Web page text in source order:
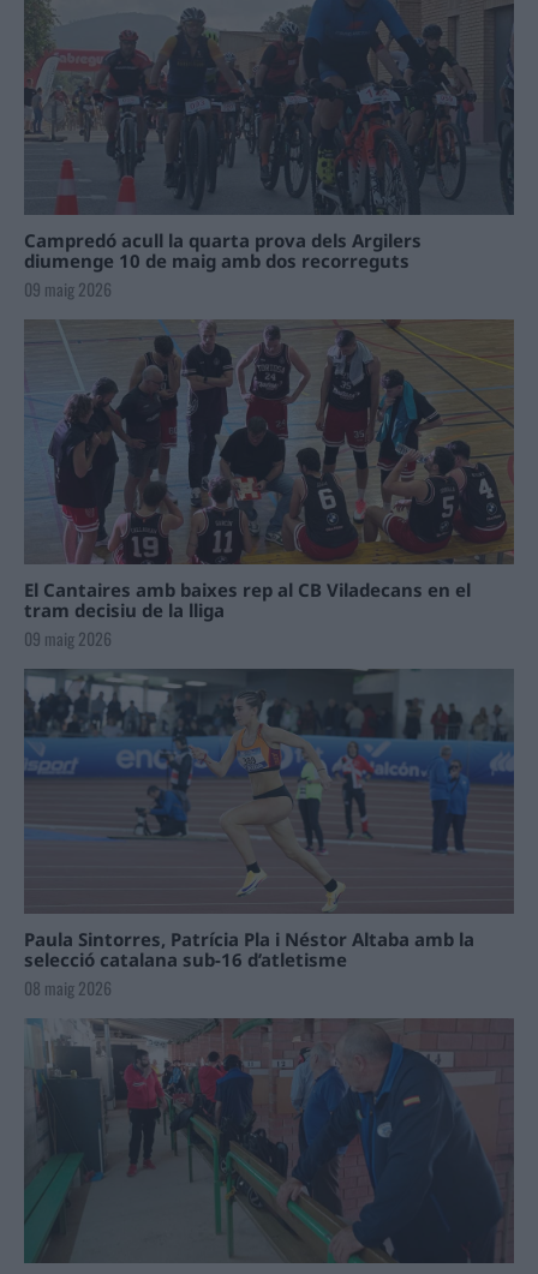
Campredó acull la quarta prova dels Argilers
diumenge 10 de maig amb dos recorreguts
09 maig 2026
El Cantaires amb baixes rep al CB Viladecans en el
tram decisiu de la lliga
09 maig 2026
Paula Sintorres, Patrícia Pla i Néstor Altaba amb la
selecció catalana sub-16 d’atletisme
08 maig 2026